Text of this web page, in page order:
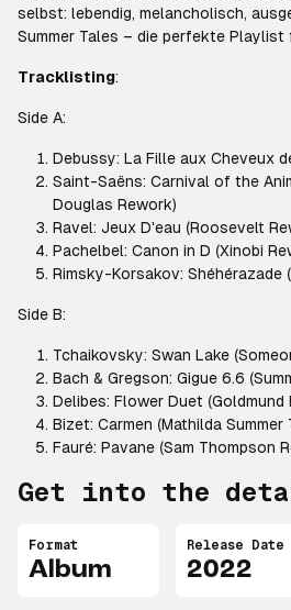
selbst: lebendig, melancholisch,
Summer Tales – die perfekte Playlist
Tracklisting:
Side A:
Debussy: La Fille aux Cheveux
Saint-Saëns: Carnival of the
Douglas Rework)
Ravel: Jeux D'eau (Roosevelt
Pachelbel: Canon in D (Xinobi
Rimsky-Korsakov: Shéhérazade
Side B:
Tchaikovsky: Swan Lake
Bach & Gregson: Gigue 6.6
Delibes: Flower Duet (Goldmund
Bizet: Carmen (Mathilda Summer
Fauré: Pavane (Sam Thompson
Get into the
Format
Album
Release Date
2022